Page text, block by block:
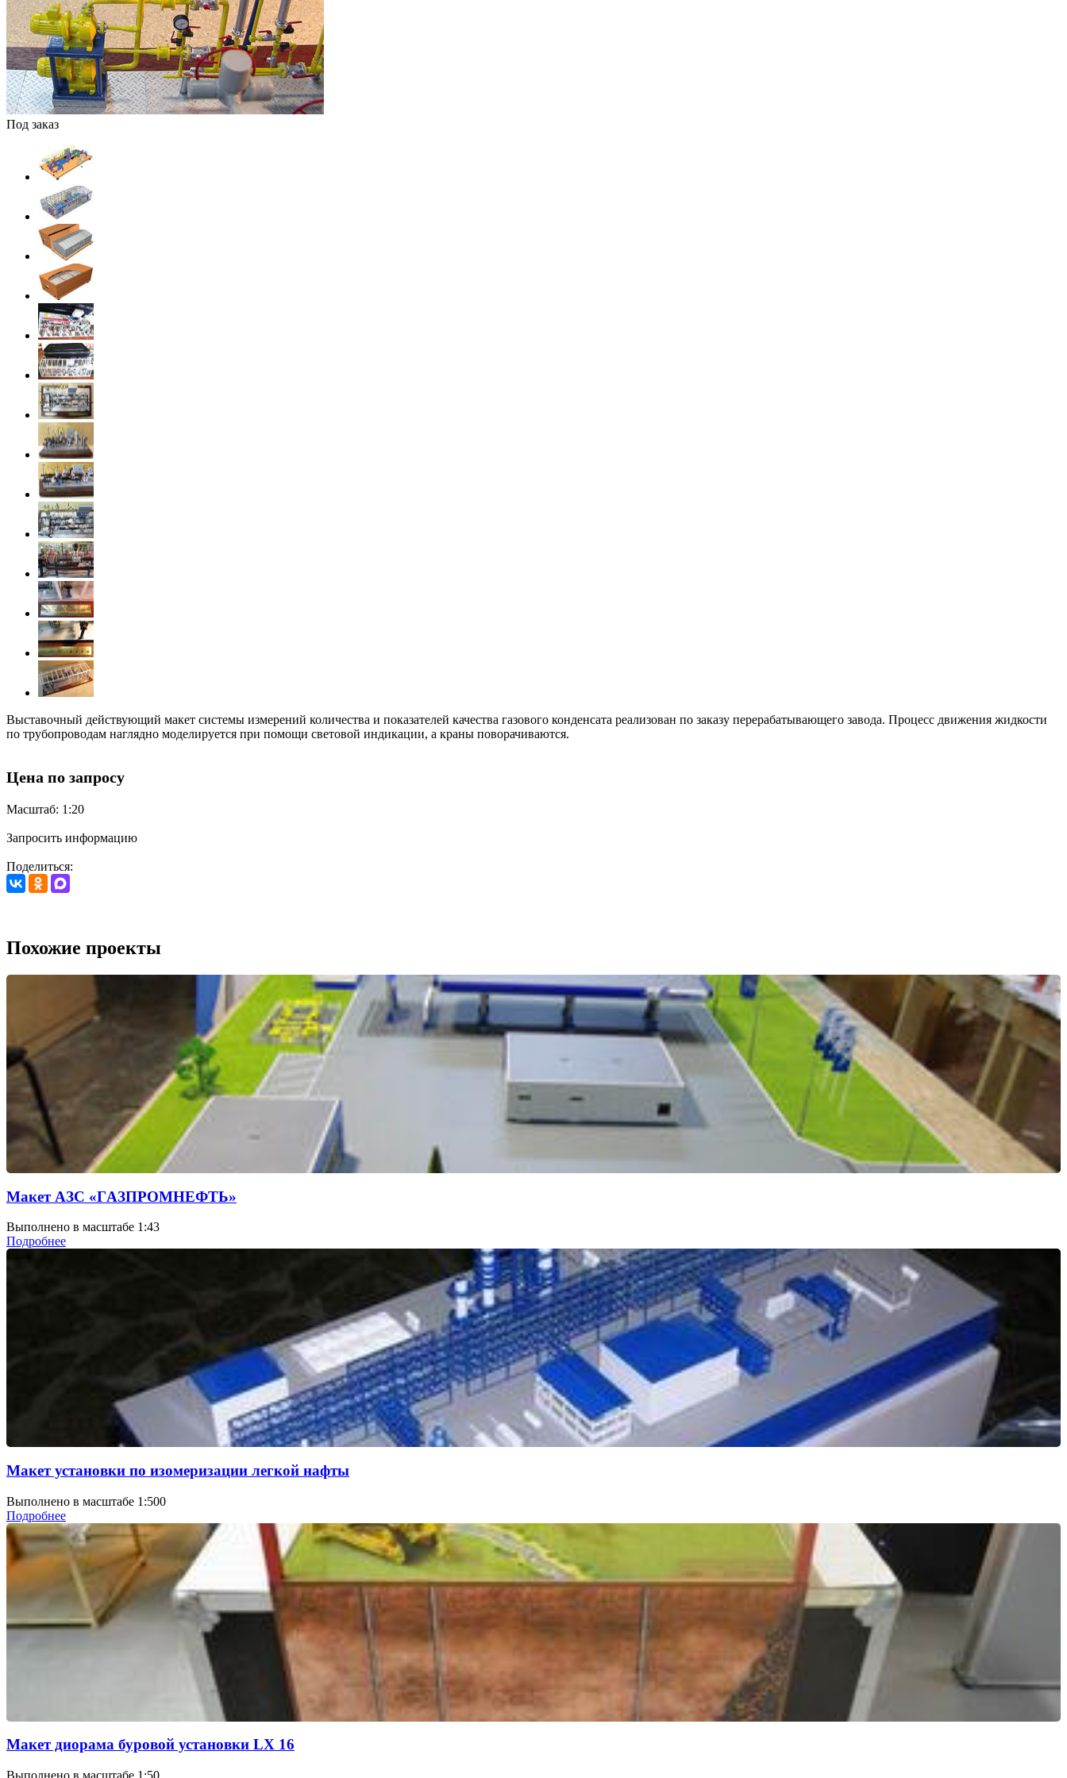
Под заказ
Выставочный действующий макет системы измерений количества и показателей качества газового конденсата реализован по заказу перерабатывающего завода. Процесс движения жидкости
по трубопроводам наглядно моделируется при помощи световой индикации, а краны поворачиваются.
Цена по запросу
Масштаб: 1:20
Запросить информацию
Поделиться:
Похожие проекты
Макет АЗС «ГAЗПРОМНЕФТЬ»
Выполнено в масштабе 1:43
Подробнее
Макет установки по изомеризации легкой нафты
Выполнено в масштабе 1:500
Подробнее
Макет диорама буровой установки LX 16